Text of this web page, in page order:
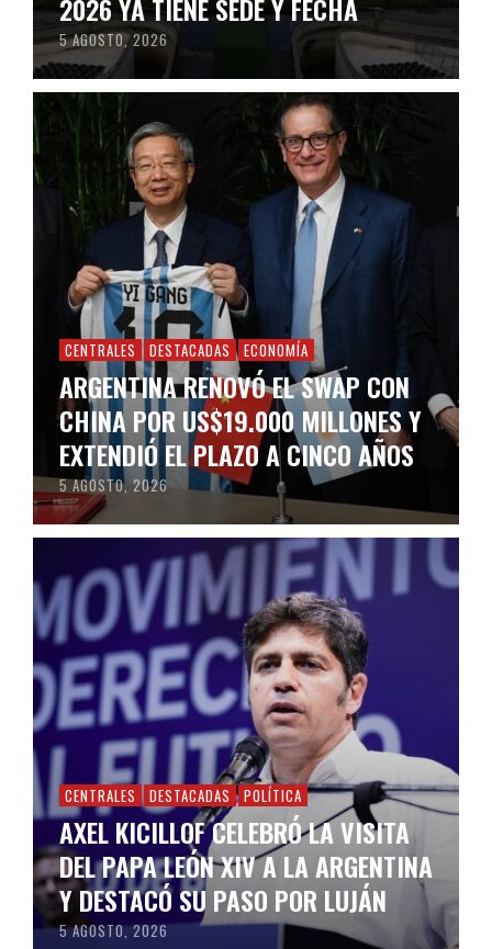
2026 YA TIENE SEDE Y FECHA
5 AGOSTO, 2026
CENTRALES DESTACADAS ECONOMÍA
ARGENTINA RENOVÓ EL SWAP CON
CHINA POR US$19.000 MILLONES Y
EXTENDIÓ EL PLAZO A CINCO AÑOS
5 AGOSTO, 2026
CENTRALES DESTACADAS POLÍTICA
AXEL KICILLOF CELEBRÓ LA VISITA
DEL PAPA LEÓN XIV A LA ARGENTINA
Y DESTACÓ SU PASO POR LUJÁN
5 AGOSTO, 2026